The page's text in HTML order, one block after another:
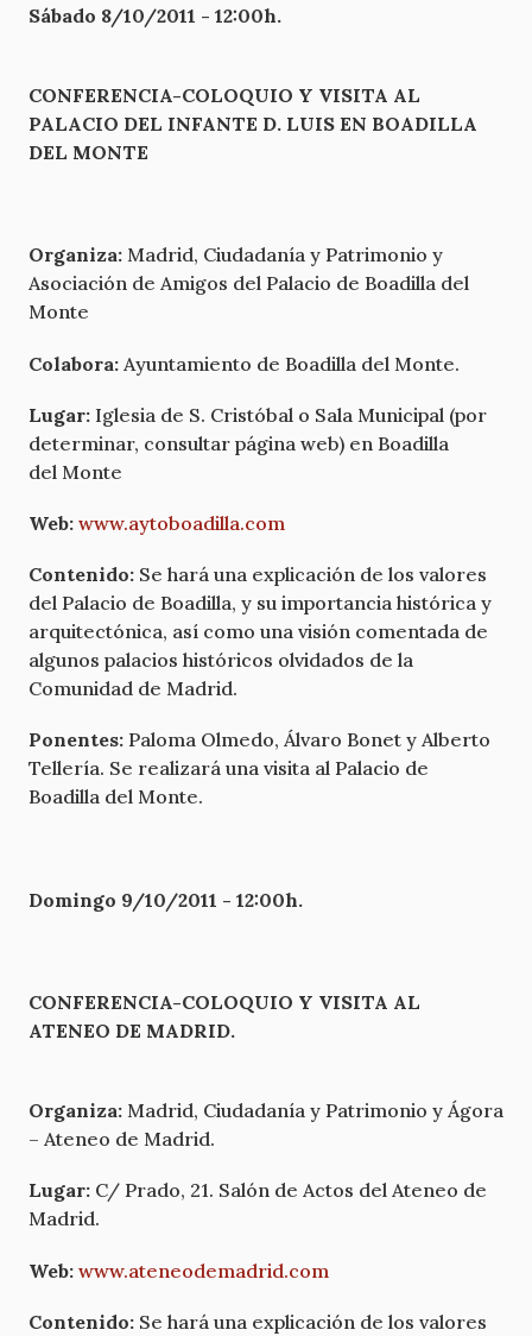
Sábado 8/10/2011 - 12:00h.
CONFERENCIA-COLOQUIO Y VISITA AL
PALACIO DEL INFANTE D. LUIS EN BOADILLA
DEL MONTE
Organiza: Madrid, Ciudadanía y Patrimonio y
Asociación de Amigos del Palacio de Boadilla del
Monte
Colabora: Ayuntamiento de Boadilla del Monte.
Lugar: Iglesia de S. Cristóbal o Sala Municipal (por
determinar, consultar página web) en Boadilla
del Monte
Web: www.aytoboadilla.com
Contenido: Se hará una explicación de los valores
del Palacio de Boadilla, y su importancia histórica y
arquitectónica, así como una visión comentada de
algunos palacios históricos olvidados de la
Comunidad de Madrid.
Ponentes: Paloma Olmedo, Álvaro Bonet y Alberto
Tellería. Se realizará una visita al Palacio de
Boadilla del Monte.
Domingo 9/10/2011 - 12:00h.
CONFERENCIA-COLOQUIO Y VISITA AL
ATENEO DE MADRID.
Organiza: Madrid, Ciudadanía y Patrimonio y Ágora
– Ateneo de Madrid.
Lugar: C/ Prado, 21. Salón de Actos del Ateneo de
Madrid.
Web: www.ateneodemadrid.com
Contenido: Se hará una explicación de los valores